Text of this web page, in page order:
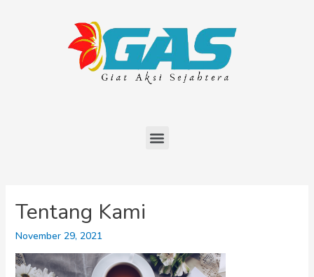
Tentang Kami
November 29, 2021